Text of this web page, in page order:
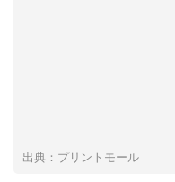
出典：プリントモール